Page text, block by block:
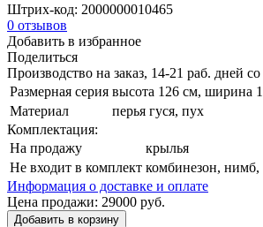
Штрих-код: 2000000010465
0 отзывов
Добавить в избранное
Поделиться
Производство на заказ, 14-21 раб. дней
Размерная серия высота 126 см, ширина
Материал
перья гуся, пух
Комплектация:
На продажу
крылья
Не входит в комплект комбинезон, нимб,
Информация о доставке и оплате
Цена продажи: 29000 руб.
Добавить в корзину